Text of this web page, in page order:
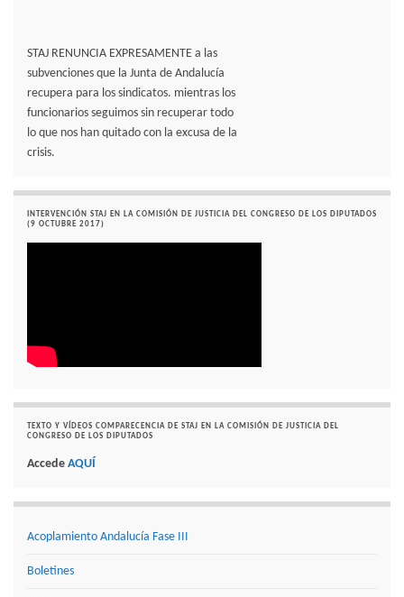
STAJ RENUNCIA EXPRESAMENTE a las
subvenciones que la Junta de Andalucía
recupera para los sindicatos. mientras los
funcionarios seguimos sin recuperar todo
lo que nos han quitado con la excusa de la
crisis.
INTERVENCIÓN STAJ EN LA COMISIÓN DE JUSTICIA DEL CONGRESO DE LOS DIPUTADOS
(9 OCTUBRE 2017)
TEXTO Y VÍDEOS COMPARECENCIA DE STAJ EN LA COMISIÓN DE JUSTICIA DEL
CONGRESO DE LOS DIPUTADOS
Accede AQUÍ
Acoplamiento Andalucía Fase III
Boletines